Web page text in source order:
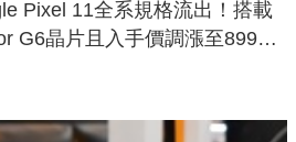
Pixel 11全系規格流出！搭載
G6晶片且入手價調漲至899美